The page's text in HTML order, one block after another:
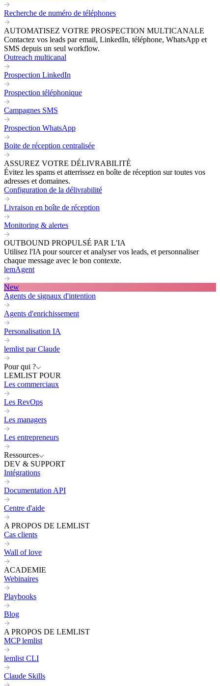
Recherche de numéro de téléphones
AUTOMATISEZ VOTRE PROSPECTION MULTICANALE
Contactez vos leads par email, LinkedIn, téléphone, WhatsApp et
SMS depuis un seul workflow.
Outreach multicanal
Prospection LinkedIn
Prospection téléphonique
Campagnes SMS
Prospection WhatsApp
Boite de réception centralisée
ASSUREZ VOTRE DÉLIVRABILITÉ
Évitez les spams et atterrissez en boîte de réception sur toutes vos
adresses et domaines.
Configuration de la délivrabilité
Livraison en boîte de réception
Monitoring & alertes
OUTBOUND PROPULSÉ PAR L'IA
Utilisez l'IA pour sourcer et analyser vos leads, et personnaliser
chaque message avec le bon contexte.
lemAgent
New
Agents de signaux d'intention
Agents d'enrichissement
Personalisation IA
lemlist par Claude
Pour qui ?
LEMLIST POUR
Les commerciaux
Les RevOps
Les managers
Les entrepreneurs
Ressources
DEV & SUPPORT
Intégrations
Documentation API
Centre d'aide
A PROPOS DE LEMLIST
Cas clients
Wall of love
ACADEMIE
Webinaires
Playbooks
Blog
A PROPOS DE LEMLIST
MCP lemlist
lemlist CLI
Claude Skills